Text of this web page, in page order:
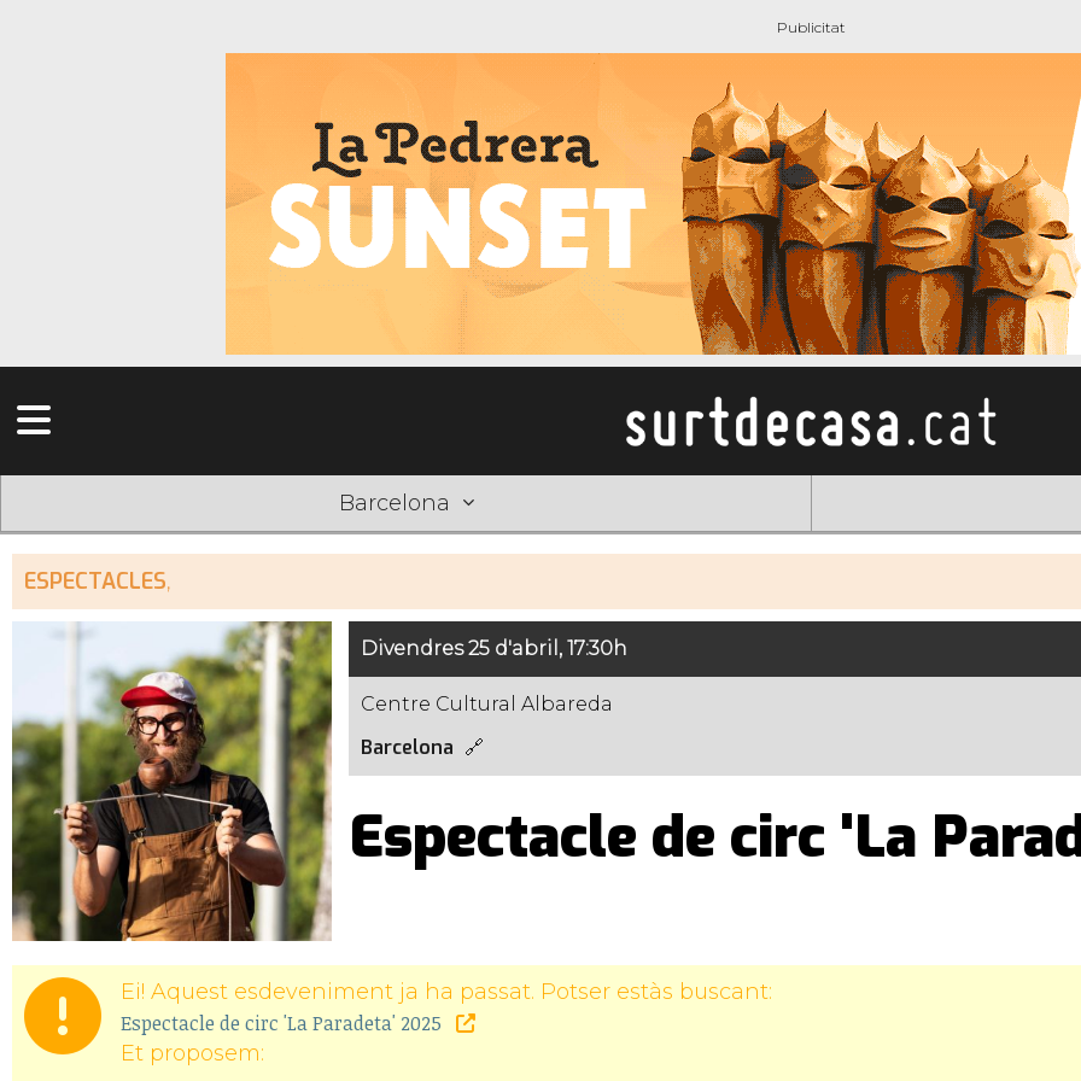
Barcelona
ESPECTACLES,
Divendres 25 d'abril, 17:30h
Centre Cultural Albareda
Barcelona
Espectacle de circ 'La
Ei! Aquest esdeveniment ja ha passat. Potser estàs buscant:
Espectacle de circ 'La Paradeta' 2025
Et proposem: